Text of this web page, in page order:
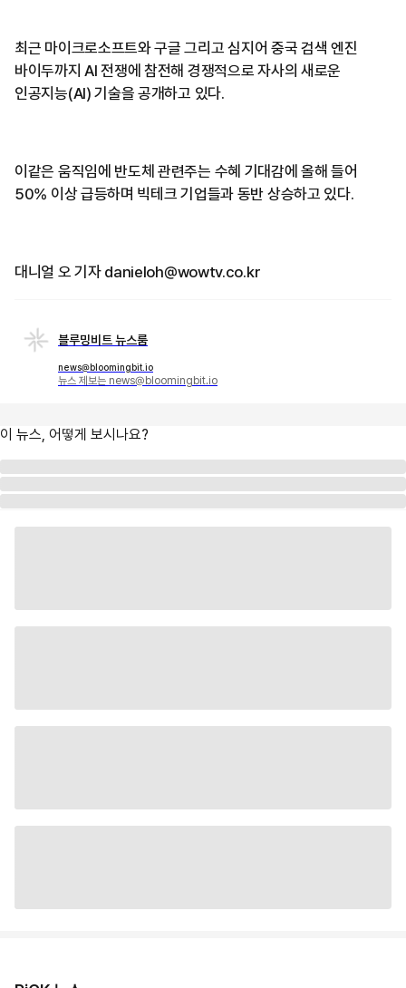
​최근 마이크로소프트와 구글 그리고 심지어 중국 검색 엔진
바이두까지 AI 전쟁에 참전해 경쟁적으로 자사의 새로운
인공지능(AI) 기술을 공개하고 있다.
이같은 움직임에 반도체 관련주는 수혜 기대감에 올해 들어
50% 이상 급등하며 빅테크 기업들과 동반 상승하고 있다.
대니얼 오 기자 danieloh@wowtv.co.kr
블루밍비트 뉴스룸
news@bloomingbit.io
뉴스 제보는 news@bloomingbit.io
이 뉴스, 어떻게 보시나요?